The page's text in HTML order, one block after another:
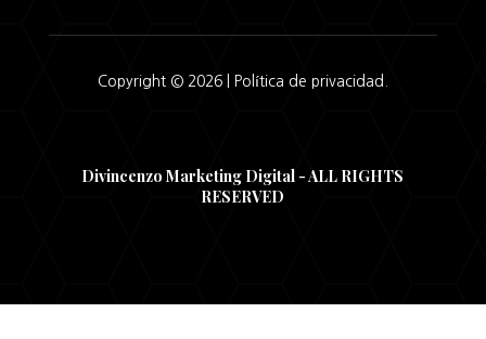
Copyright © 2026 | Política de privacidad.
Divincenzo Marketing Digital - ALL RIGHTS
RESERVED